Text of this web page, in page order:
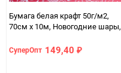
Бумага белая крафт 50г/м2,
70см x 10м, Новогодние шары,
СуперОпт 149,40 ₽